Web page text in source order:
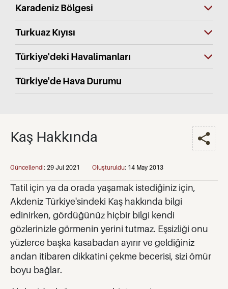
Karadeniz Bölgesi
Turkuaz Kıyısı
Türkiye'deki Havalimanları
Türkiye'de Hava Durumu
Kaş Hakkında
Güncellendi: 29 Jul 2021 Oluşturuldu: 14 May 2013
Tatil için ya da orada yaşamak istediğiniz için,
Akdeniz Türkiye'sindeki Kaş hakkında bilgi
edinirken, gördüğünüz hiçbir bilgi kendi
gözlerinizle görmenin yerini tutmaz. Eşsizliği onu
yüzlerce başka kasabadan ayırır ve geldiğiniz
andan itibaren dikkatini çekme becerisi, sizi ömür
boyu bağlar.